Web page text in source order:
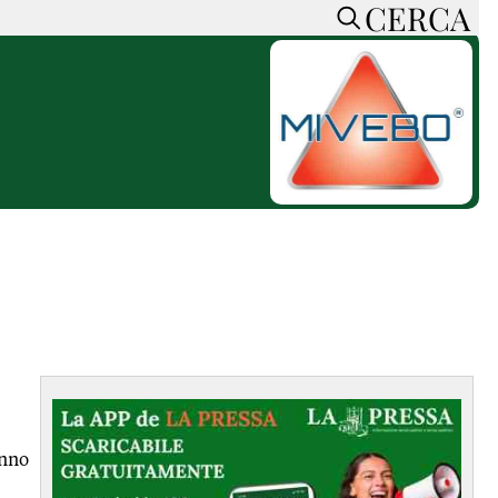
CERCA
ACCEDI o REGISTRATI
SOSTIENI LA PRESSA
MAPPA DEL SITO
NORMATIVE
DEONTOLOGICHE
CERCA